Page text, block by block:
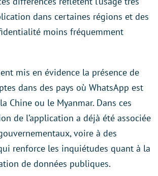
dans certaines régions et des
moins fréquemment
mis en évidence la présence de
dans des pays où WhatsApp est
Chine ou le Myanmar. Dans ces
de l’application a déjà été associée
voire à des
renforce les inquiétudes quant à la
de données publiques.